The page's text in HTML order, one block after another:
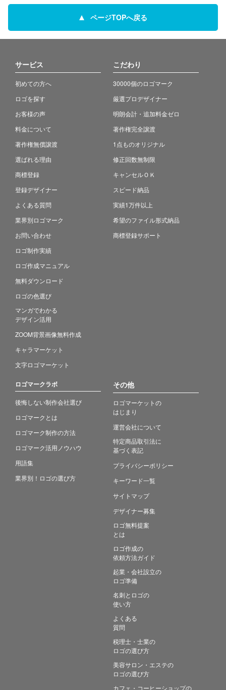
ページTOPへ戻る
サービス
初めての方へ
ロゴを探す
お客様の声
料金について
著作権無償譲渡
選ばれる理由
商標登録
登録デザイナー
よくある質問
業界別ロゴマーク
お問い合わせ
ロゴ制作実績
ロゴ作成マニュアル
無料ダウンロード
ロゴの色選び
マンガでわかる
デザイン活用
ZOOM背景画像無料作成
キャラマーケット
文字ロゴマーケット
こだわり
30000個のロゴマーク
厳選プロデザイナー
明朗会計・追加料金ゼロ
著作権完全譲渡
1点ものオリジナル
修正回数無制限
キャンセルＯＫ
スピード納品
実績1万件以上
希望のファイル形式納品
商標登録サポート
ロゴマークラボ
後悔しない制作会社選び
ロゴマークとは
ロゴマーク制作の方法
ロゴマーク活用ノウハウ
用語集
業界別！ロゴの選び方
その他
ロゴマーケットの
はじまり
運営会社について
特定商品取引法に
基づく表記
プライバシーポリシー
キーワード一覧
サイトマップ
デザイナー募集
ロゴ無料提案
とは
ロゴ作成の
依頼方法ガイド
起業・会社設立の
ロゴ準備
名刺とロゴの
使い方
よくある
質問
税理士・士業の
ロゴの選び方
美容サロン・エステの
ロゴの選び方
カフェ・コーヒーショップの